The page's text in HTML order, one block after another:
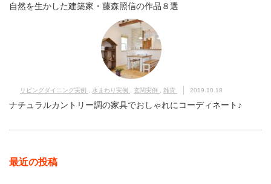
自然を生かした建築家・藤森照信の作品８選
リビングダイニング実例 , 水まわり実例 , 玄関実例 , 雑貨 2019.10.18
ナチュラルカントリー調の家具でおしゃれにコーディネート♪
最近の投稿